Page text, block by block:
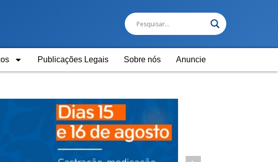
Publicações Legais Sobre nós Anuncie